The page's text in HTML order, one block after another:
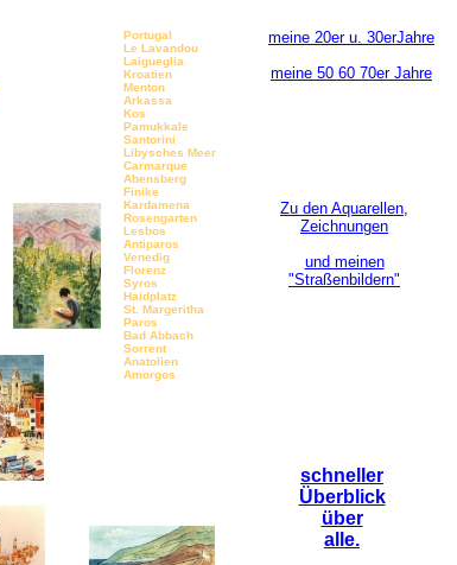
Portugal
Le Lavandou
Laigueglia
Kroatien
Menton
Arkassa
Kos
Pamukkale
Santorini
Libysches Meer
Carmarque
Abensberg
Finike
Kardamena
Rosengarten
Lesbos
Antiparos
Venedig
Florenz
Syros
Haidplatz
St. Margeritha
Paros
Bad Abbach
Sorrent
Anatolien
Amorgos
meine 20er u. 30erJahre
meine 50 60 70er Jahre
Zu den Aquarellen,
Zeichnungen
und meinen
"Straßenbildern"
schneller
Überblick
über
alle.